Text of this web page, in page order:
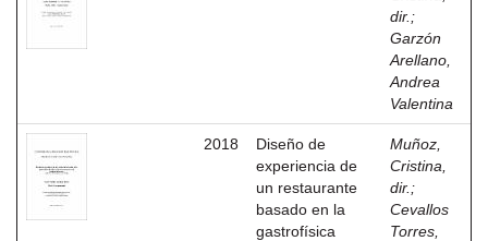
dir. ;
Garzón
Arellano,
Andrea
Valentina
2018
Diseño de
experiencia de
un restaurante
basado en la
gastrofísica
Muñoz,
Cristina,
dir. ;
Cevallos
Torres,